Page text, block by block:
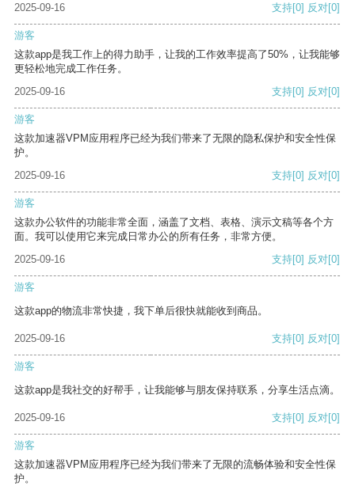
2025-09-16 支持[0] 反对[0]
游客
这款app是我工作上的得力助手，让我的工作效率提高了50%，让我能够
更轻松地完成工作任务。
2025-09-16
支持[0] 反对[0]
游客
这款加速器VPM应用程序已经为我们带来了无限的隐私保护和安全性保
护。
2025-09-16
支持[0] 反对[0]
游客
这款办公软件的功能非常全面，涵盖了文档、表格、演示文稿等各个方
面。我可以使用它来完成日常办公的所有任务，非常方便。
2025-09-16
支持[0] 反对[0]
游客
这款app的物流非常快捷，我下单后很快就能收到商品。
2025-09-16 支持[0] 反对[0]
游客
这款app是我社交的好帮手，让我能够与朋友保持联系，分享生活点滴。
2025-09-16 支持[0] 反对[0]
游客
这款加速器VPM应用程序已经为我们带来了无限的流畅体验和安全性保
护。